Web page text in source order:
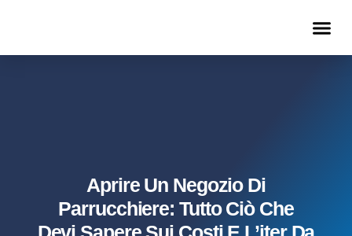
Aprire Un Negozio Di
Parrucchiere: Tutto Ciò Che